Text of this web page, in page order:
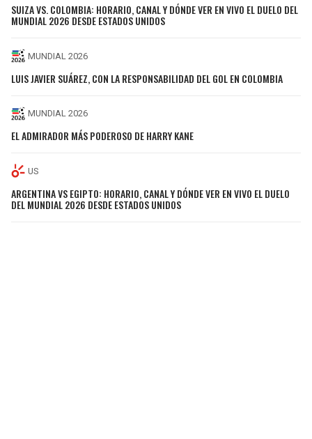
SUIZA VS. COLOMBIA: HORARIO, CANAL Y DÓNDE VER EN VIVO EL DUELO DEL
MUNDIAL 2026 DESDE ESTADOS UNIDOS
MUNDIAL 2026
LUIS JAVIER SUÁREZ, CON LA RESPONSABILIDAD DEL GOL EN COLOMBIA
MUNDIAL 2026
EL ADMIRADOR MÁS PODEROSO DE HARRY KANE
US
ARGENTINA VS EGIPTO: HORARIO, CANAL Y DÓNDE VER EN VIVO EL DUELO
DEL MUNDIAL 2026 DESDE ESTADOS UNIDOS